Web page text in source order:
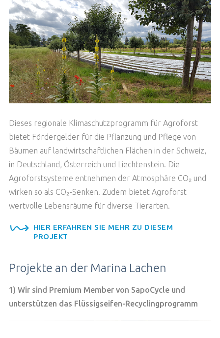
Dieses regionale Klimaschutzprogramm für Agroforst
bietet Fördergelder für die Pflanzung und Pflege von
Bäumen auf landwirtschaftlichen Flächen in der Schweiz,
in Deutschland, Österreich und Liechtenstein. Die
Agroforstsysteme entnehmen der Atmosphäre CO₂ und
wirken so als CO₂-Senken. Zudem bietet Agroforst
wertvolle Lebensräume für diverse Tierarten.
HIER ERFAHREN SIE MEHR ZU DIESEM
PROJEKT
Projekte an der Marina Lachen
1) Wir sind Premium Member von SapoCycle und
unterstützen das Flüssigseifen-Recyclingprogramm